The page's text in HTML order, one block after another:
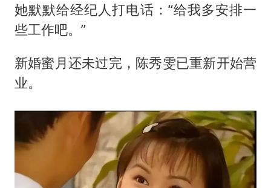
她默默给经纪人打电话：“给我多安排一
些工作吧。”
新婚蜜月还未过完，陈秀雯已重新开始营
业。